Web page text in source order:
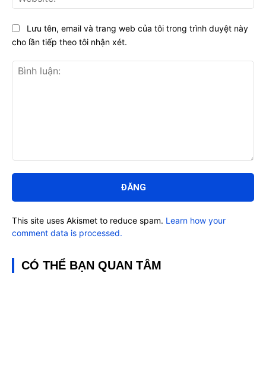
luận:
Lưu tên, email và trang web của tôi trong trình duyệt này
cho lần tiếp theo tôi nhận xét.
This site uses Akismet to reduce spam. Learn how your
comment data is processed.
CÓ THỂ BẠN QUAN TÂM